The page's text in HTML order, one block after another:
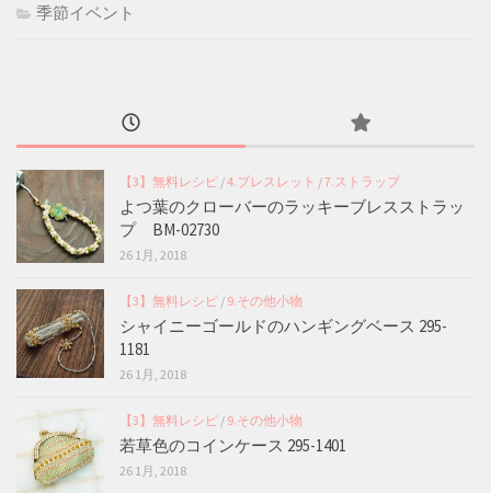
季節イベント
【3】無料レシピ /4.ブレスレット /7.ストラップ
よつ葉のクローバーのラッキーブレスストラッ
プ BM-02730
26 1月, 2018
【3】無料レシピ / 9.その他小物
シャイニーゴールドのハンギングベース 295-
1181
26 1月, 2018
【3】無料レシピ / 9.その他小物
若草色のコインケース 295-1401
26 1月, 2018